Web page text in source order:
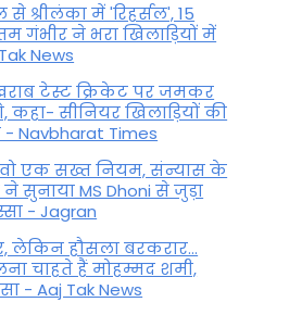
टीम हैदराबाद (7
मैच की सबसे सटीक
श्रीलंका में 'रिहर्सल', 15
गंभीर ने भरा ख‍िलाड़‍ियों में
News
टेस्ट क्रिकेट पर जमकर
कहा- सीनियर खिलाड़ियों की
- Navbharat Times
एक सख्त नियम, संन्यास के
सुनाया MS Dhoni से जुड़ा
- Jagran
लेकिन हौसला बरकरार...
चाहते हैं मोहम्मद शमी,
- Aaj Tak News